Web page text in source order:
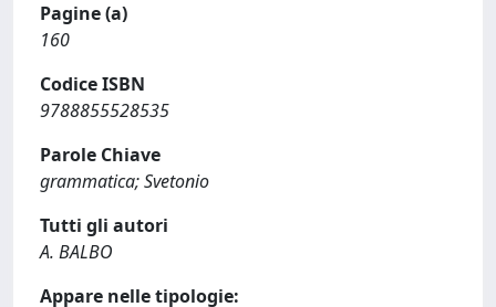
Pagine (a)
160
Codice ISBN
9788855528535
Parole Chiave
grammatica; Svetonio
Tutti gli autori
A. BALBO
Appare nelle tipologie: